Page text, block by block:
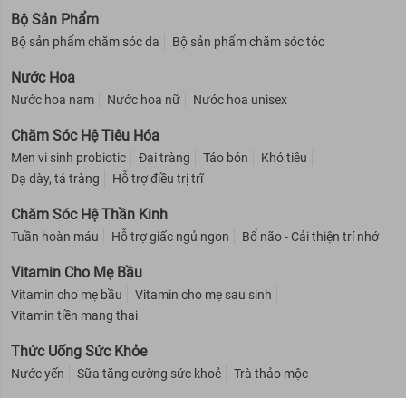
Bộ Sản Phẩm
Bộ sản phẩm chăm sóc da Bộ sản phẩm chăm sóc tóc
Nước Hoa
Nước hoa nam Nước hoa nữ Nước hoa unisex
Chăm Sóc Hệ Tiêu Hóa
Men vi sinh probiotic Đại tràng Táo bón
Khó tiêu
Dạ dày, tá tràng
Hỗ trợ điều trị trĩ
Chăm Sóc Hệ Thần Kinh
Tuần hoàn máu Hỗ trợ giấc ngủ ngon Bổ não - Cải thiện trí nhớ
Vitamin Cho Mẹ Bầu
Vitamin cho mẹ bầu
Vitamin cho mẹ sau sinh
Vitamin tiền mang thai
Thức Uống Sức Khỏe
Nước yến Sữa tăng cường sức khoẻ Trà thảo mộc